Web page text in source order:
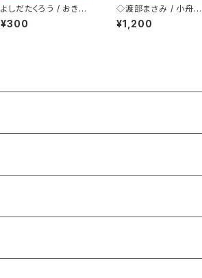
よしだたくろう / おきざ
りにした悲しみは
¥300
◇渡部まさみ / 小舟の
ように Loving You
¥1,200